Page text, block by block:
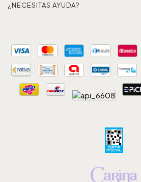
¿NECESITAS AYUDA?